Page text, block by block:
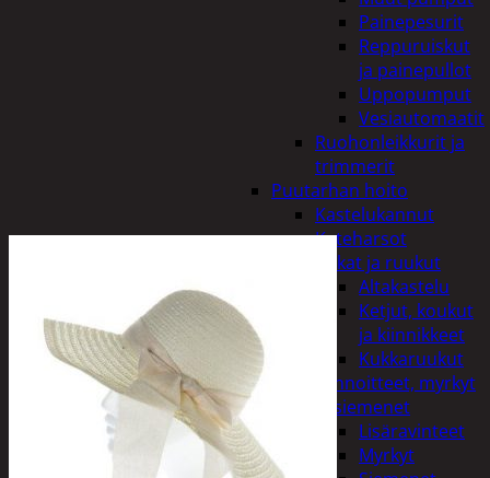
Painepesurit
Reppuruiskut
ja painepullot
Uppopumput
Vesiautomaatit
Ruohonleikkurit ja
trimmerit
Puutarhan hoito
Kastelukannut
Kateharsot
Kukat ja ruukut
Altakastelu
Ketjut, koukut
ja kiinnikkeet
Kukkaruukut
Lannoitteet, myrkyt
ja siemenet
Lisäravinteet
Myrkyt